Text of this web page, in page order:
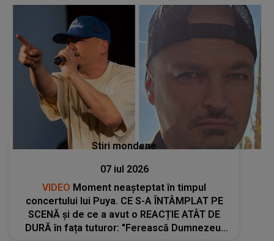
Stiri mondene
07 iul 2026
VIDEO Moment neașteptat în timpul
concertului lui Puya. CE S-A ÎNTÂMPLAT PE
SCENĂ și de ce a avut o REACȚIE ATÂT DE
DURĂ în fața tuturor: "Ferească Dumnezeu!